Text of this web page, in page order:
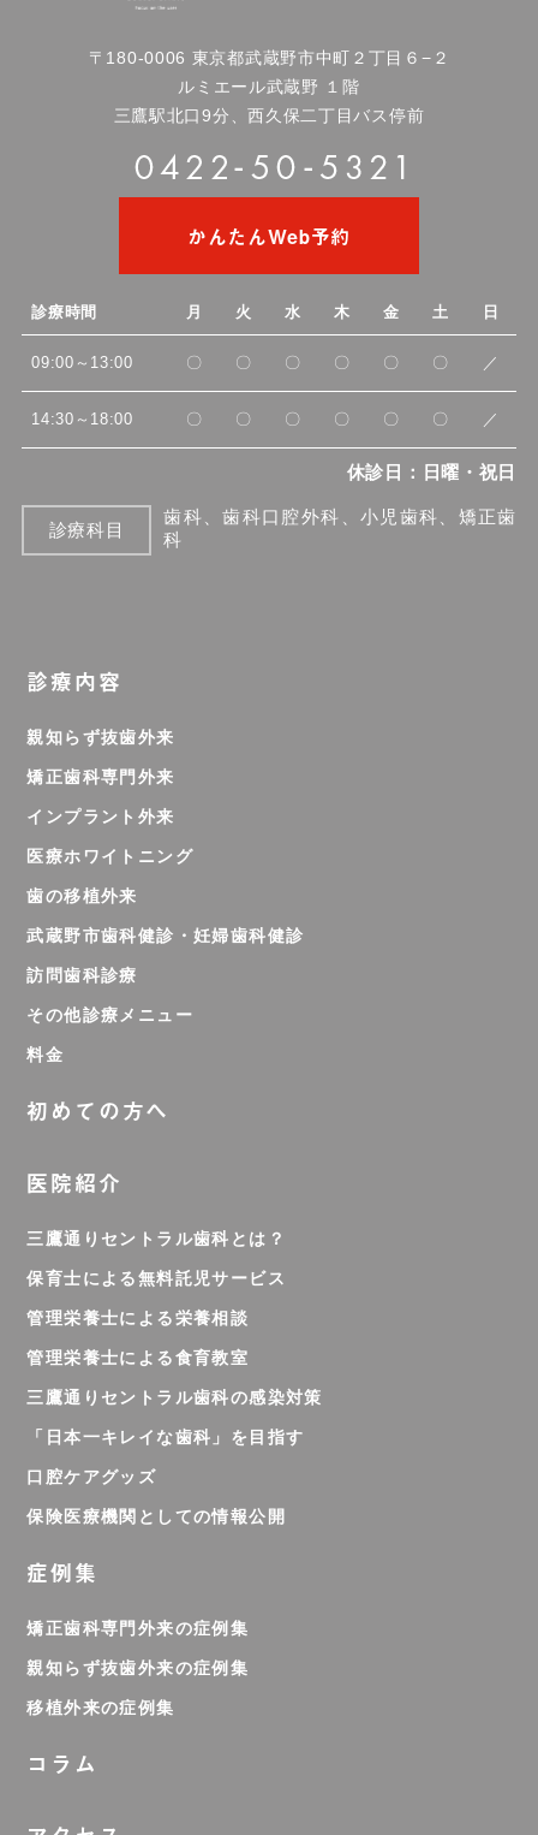
〒180-0006 東京都武蔵野市中町２丁目６−２
ルミエール武蔵野 １階
三鷹駅北口9分、西久保二丁目バス停前
かんたんWeb予約
診療時間 月 火 水 木 金 土 日
09:00～13:00 〇 〇 〇 〇 〇 〇 ／
14:30～18:00 〇 〇 〇 〇 〇 〇 ／
休診日：日曜・祝日
診療科目
歯科、歯科口腔外科、小児歯科、矯正歯
科
診療内容
親知らず抜歯外来
矯正歯科専門外来
インプラント外来
医療ホワイトニング
歯の移植外来
武蔵野市歯科健診・妊婦歯科健診
訪問歯科診療
その他診療メニュー
料金
初めての方へ
医院紹介
三鷹通りセントラル歯科とは？
保育士による無料託児サービス
管理栄養士による栄養相談
管理栄養士による食育教室
三鷹通りセントラル歯科の感染対策
「日本一キレイな歯科」を目指す
口腔ケアグッズ
保険医療機関としての情報公開
症例集
矯正歯科専門外来の症例集
親知らず抜歯外来の症例集
移植外来の症例集
コラム